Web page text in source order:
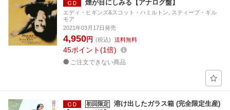
煙が目にしみる【アナログ盤】
エディ・ヒギンズ&スコット・ハミルトン, スティーブ・ギル
モア
2021年03月17日発売
4,950円 (税込) 送料無料
45ポイント 1倍
ご注文できない商品
初回限定
溶け出したガラス箱 (完全限定生産)